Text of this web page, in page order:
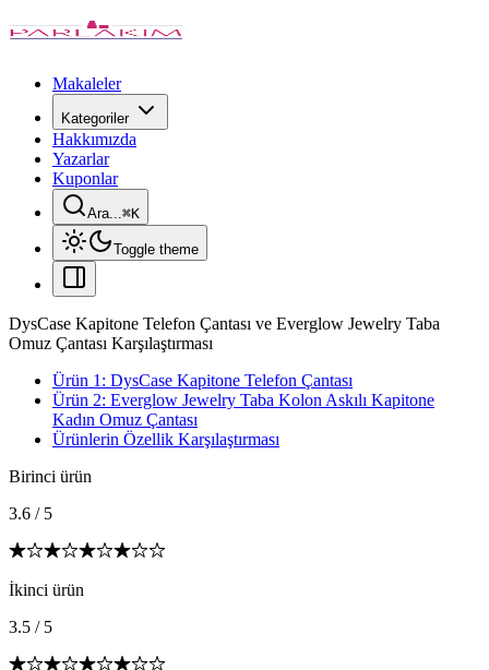
Makaleler
Kategoriler
Hakkımızda
Yazarlar
Kuponlar
Ara...⌘K
Toggle theme
DysCase Kapitone Telefon Çantası ve Everglow Jewelry Taba
Omuz Çantası Karşılaştırması
Ürün 1: DysCase Kapitone Telefon Çantası
Ürün 2: Everglow Jewelry Taba Kolon Askılı Kapitone
Kadın Omuz Çantası
Ürünlerin Özellik Karşılaştırması
Birinci ürün
3.6 / 5
İkinci ürün
3.5 / 5